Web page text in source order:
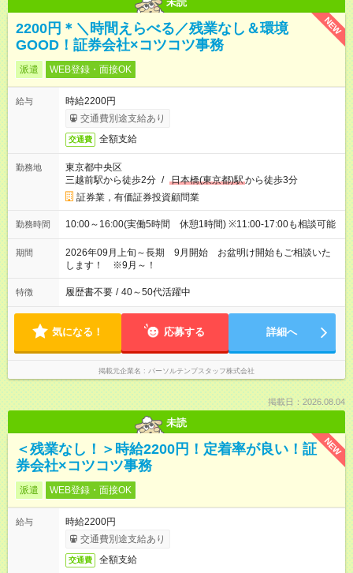
NEW
2200円＊＼時間えらべる／残業なし＆環境
GOOD！証券会社×コツコツ事務
派遣 WEB登録・面接OK
給与
時給2200円
交通費別途支給あり
交通費 全額支給
勤務地
東京都中央区
三越前駅から徒歩2分 / 日本橋(東京都)駅から徒歩3分
証券業，有価証券投資顧問業
勤務時間 10:00～16:00(実働5時間 休憩1時間) ※11:00-17:00も相談可能
期間
2026年09月上旬～長期 9月開始 お盆明け開始もご相談いた
します！ ※9月～！
特徴 履歴書不要 / 40～50代活躍中
気になる！ 応募する 詳細へ
掲載元企業名 パーソルテンプスタッフ株式会社
掲載日：2026.08.04
未読
NEW
＜残業なし！＞時給2200円！定着率が良い！証
券会社×コツコツ事務
派遣 WEB登録・面接OK
給与
時給2200円
交通費別途支給あり
交通費 全額支給